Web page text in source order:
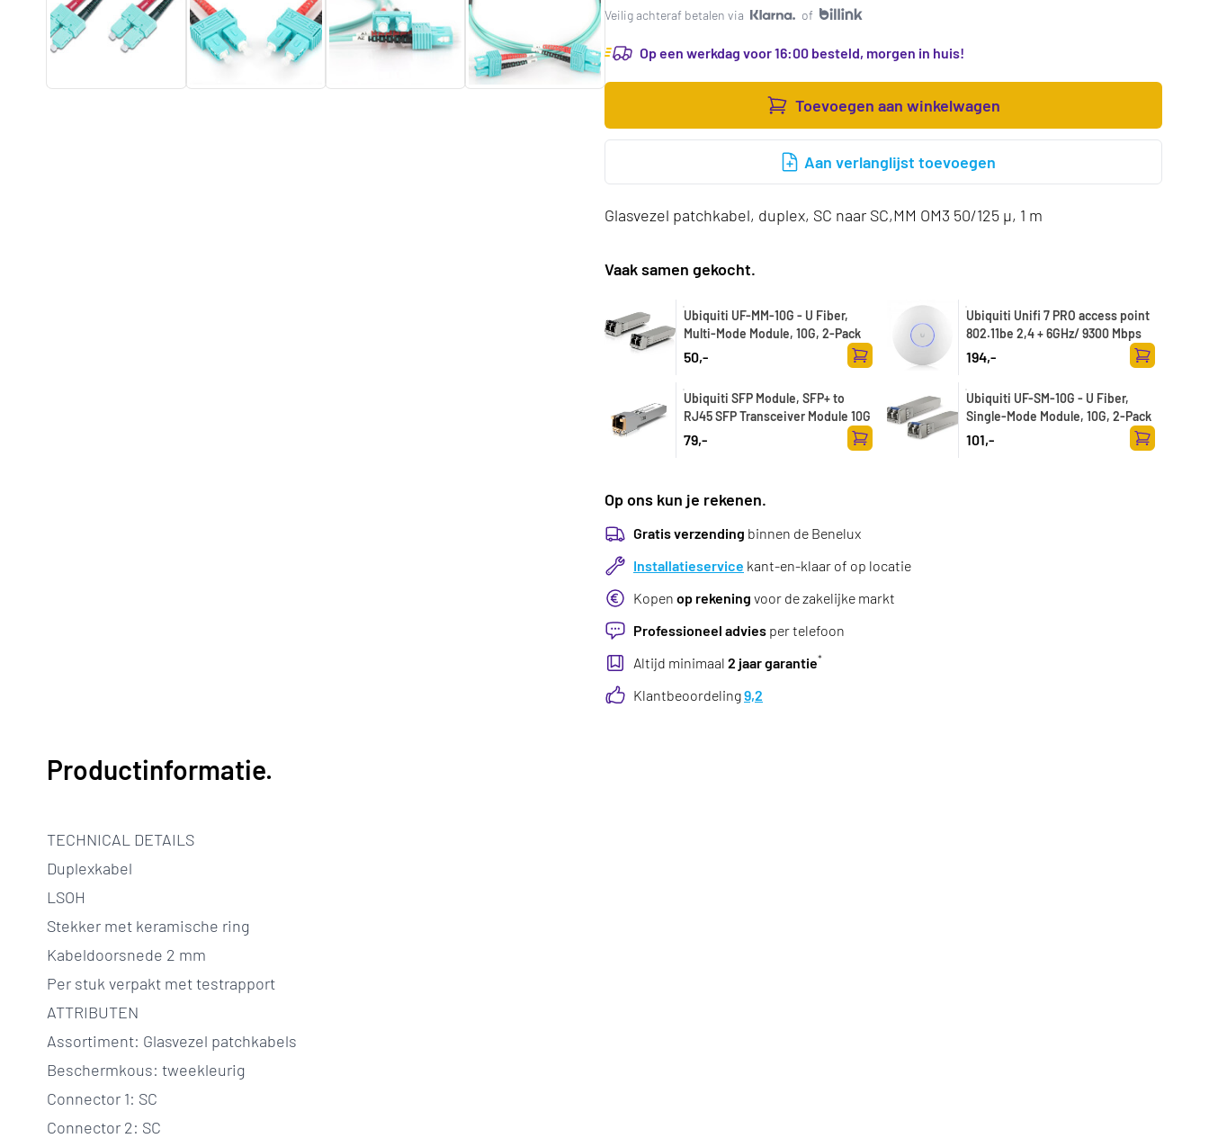
Veilig achteraf betalen via of
Op een werkdag voor 16:00 besteld, morgen in huis!
Toevoegen aan winkelwagen
Aan verlanglijst toevoegen
Glasvezel patchkabel, duplex, SC naar SC,MM OM3 50/125 µ, 1 m
Vaak samen gekocht.
Ubiquiti UF-MM-10G - U Fiber,
Multi-Mode Module, 10G, 2-Pack
50,-
Toevoegen aan winkelwagen
Ubiquiti Unifi 7 PRO access point
802.11be 2,4 + 6GHz/ 9300 Mbps
194,-
Toevoegen
Ubiquiti SFP Module, SFP+ to
RJ45 SFP Transceiver Module 10G
79,-
Toevoegen aan winkelwagen
Ubiquiti UF-SM-10G - U Fiber,
Single-Mode Module, 10G, 2-Pack
101,-
Toevoegen
Op ons kun je rekenen.
Gratis verzending binnen de Benelux
Installatieservice kant-en-klaar of op locatie
Kopen op rekening voor de zakelijke markt
Professioneel advies per telefoon
Altijd minimaal 2 jaar garantie*
Klantbeoordeling9,2
Productinformatie.
TECHNICAL DETAILS
Duplexkabel
LSOH
Stekker met keramische ring
Kabeldoorsnede 2 mm
Per stuk verpakt met testrapport
ATTRIBUTEN
Assortiment: Glasvezel patchkabels
Beschermkous: tweekleurig
Connector 1: SC
Connector 2: SC